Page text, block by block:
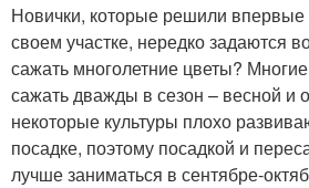
Новички, которые решили впервые
своем участке, нередко задаются
сажать многолетние цветы?
сажать дважды в сезон – весной и
некоторые культуры плохо
посадке, поэтому посадкой и
лучше заниматься в сентябре-